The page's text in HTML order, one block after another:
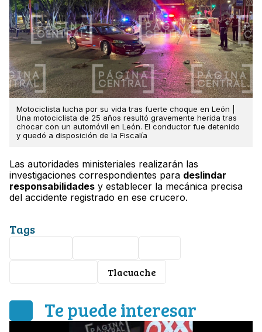
Motociclista lucha por su vida tras fuerte choque en León |
Una motociclista de 25 años resultó gravemente herida tras
chocar con un automóvil en León. El conductor fue detenido
y quedó a disposición de la Fiscalía
Las autoridades ministeriales realizarán las
investigaciones correspondientes para deslindar
responsabilidades y establecer la mecánica precisa
del accidente registrado en ese crucero.
Tags
Tlacuache
Te puede interesar